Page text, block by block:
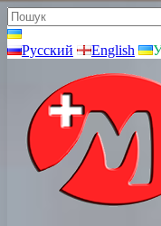
Русский English